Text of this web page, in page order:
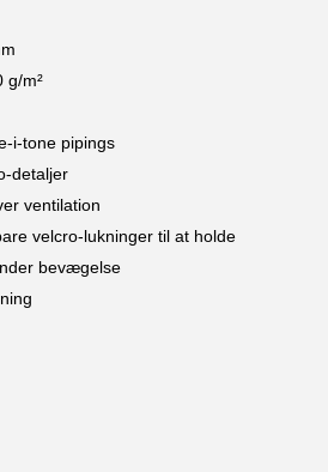
g/m²
i-tone pipings
detaljer
ventilation
velcro-lukninger til at holde
bevægelse